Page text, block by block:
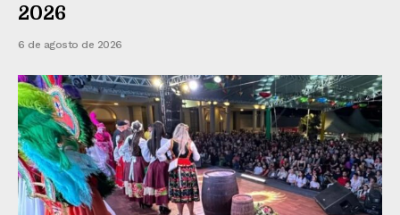
2026
6 de agosto de 2026